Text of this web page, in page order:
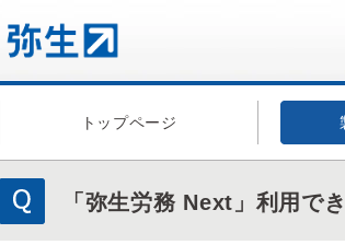
トップページ
「弥生労務 Next」利用で